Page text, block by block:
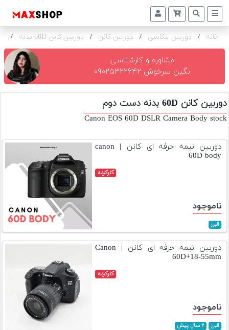
دوربین
و
تجهیزات
و
اکسسوری
دوم
اجاره
دوربین
و
تجهیزات
مکث
محصول
دست
دوم
خانه / دوربین عکاسی / دوربین کانن / دوربین کانن 60D بدنه /
مشاوره و کارشناسی
نگین سرخوش ۰۹۰۲۵۳۲۲۶۴۲
دوربین کانن 60D بدنه دست دوم
Canon EOS 60D DSLR Camera Body stock
دوربین نیمه حرفه ای کانن | canon
60D body
کارکرده
ناموجود
البرز
دوربین نیمه حرفه ای کانن | Canon
60D+18-55mm
کارکرده
ناموجود
البرز ۲ سال پیش